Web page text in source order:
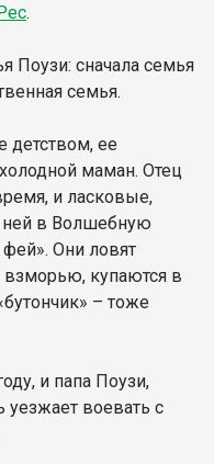
ес.
Поузи: сначала семья
семья.
детством, ее
маман. Отец
и ласковые,
ней в Волшебную
фей». Они ловят
взморью, купаются в
– тоже
и папа Поузи,
уезжает воевать с